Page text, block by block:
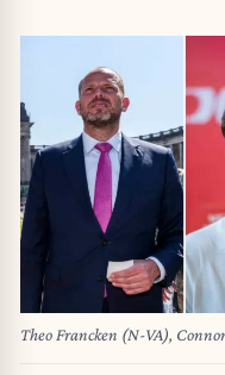
Theo Francken (N-VA),